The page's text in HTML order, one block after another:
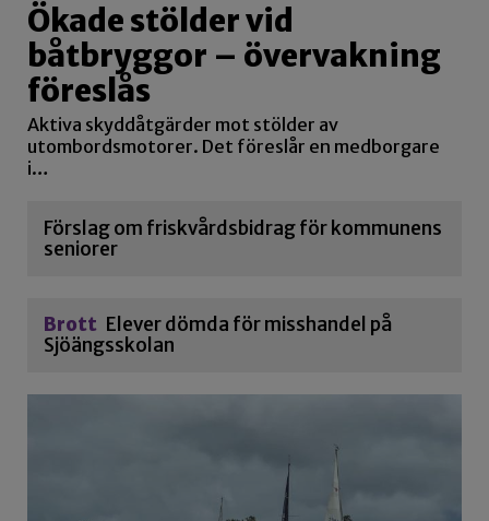
Ökade stölder vid
båtbryggor – övervakning
föreslås
Aktiva skyddåtgärder mot stölder av
utombordsmotorer. Det föreslår en medborgare
i…
Förslag om friskvårdsbidrag för kommunens
seniorer
Brott Elever dömda för misshandel på
Sjöängsskolan